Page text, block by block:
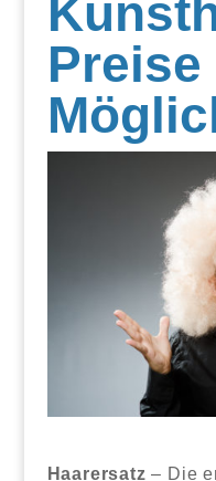
Preise
Haarersatz – Die